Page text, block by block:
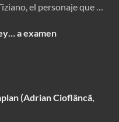
el personaje que …
a examen
(Adrian Cioflâncã,